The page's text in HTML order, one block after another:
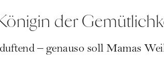
der
– genauso soll Mamas